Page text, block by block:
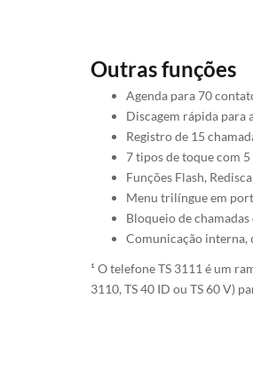
Outras funções
Agenda para 70
Discagem rápida para
Registro de 15
7 tipos de toque com
Funções Flash,
Menu trilíngue em
Bloqueio de
Comunicação interna,
¹ O telefone TS 3111 é um
3110, TS 40 ID ou TS 60 V)